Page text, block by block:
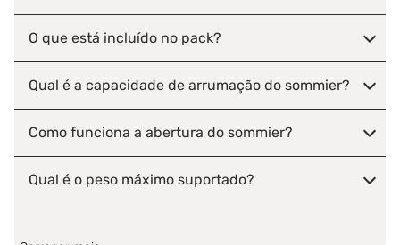
O que está incluído no pack?
Qual é a capacidade de arrumação do sommier?
Como funciona a abertura do sommier?
Qual é o peso máximo suportado?